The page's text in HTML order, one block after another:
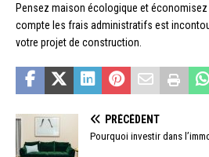
Pensez maison écologique et économisez
compte les frais administratifs est
votre projet de construction.
PRÉCÉDENT
Pourquoi investir dans